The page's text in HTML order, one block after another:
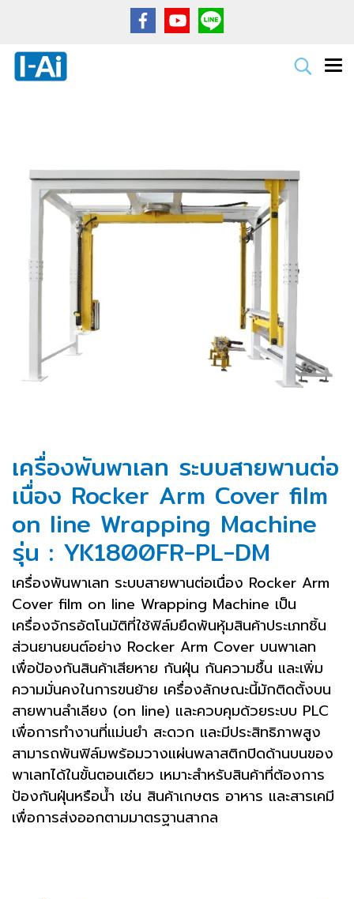
เครื่องพันพาเลท ระบบสายพานต่อ
เนื่อง Rocker Arm Cover film
on line Wrapping Machine
รุ่น : YK1800FR-PL-DM
เครื่องพันพาเลท ระบบสายพานต่อเนื่อง Rocker Arm
Cover film on line Wrapping Machine เป็น
เครื่องจักรอัตโนมัติที่ใช้ฟิล์มยืดพันหุ้มสินค้าประเภทชิ้น
ส่วนยานยนต์อย่าง Rocker Arm Cover บนพาเลท
เพื่อป้องกันสินค้าเสียหาย กันฝุ่น กันความชื้น และเพิ่ม
ความมั่นคงในการขนย้าย เครื่องลักษณะนี้มักติดตั้งบน
สายพานลำเลียง (on line) และควบคุมด้วยระบบ PLC
เพื่อการทำงานที่แม่นยำ สะดวก และมีประสิทธิภาพสูง
สามารถพันฟิล์มพร้อมวางแผ่นพลาสติกปิดด้านบนของ
พาเลทได้ในขั้นตอนเดียว เหมาะสำหรับสินค้าที่ต้องการ
ป้องกันฝุ่นหรือน้ำ เช่น สินค้าเกษตร อาหาร และสารเคมี
เพื่อการส่งออกตามมาตรฐานสากล